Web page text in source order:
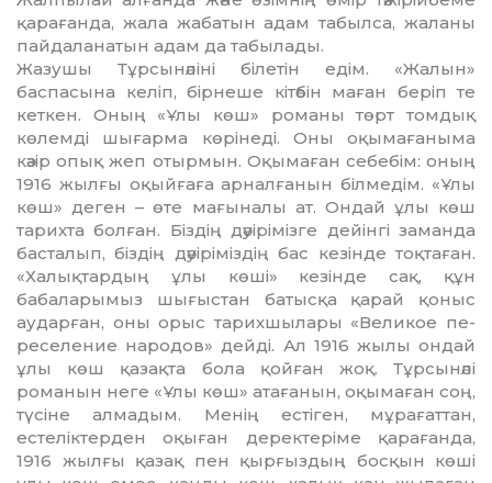
қарағанда, жа­ла жабатын адам табылса, жаланы
пайдаланатын адам да табылады.
Жазушы Тұрсынәліні білетін едім. «Жалын»
баспасына келіп, бірнеше кітәбін маған беріп те
кеткен. Оның «Ұлы көш» романы төрт томдық
көлемді шығарма көрінеді. Оны оқымағаныма
кәзір опық жеп отырмын. Оқымаған себебім: оның
1916 жылғы оқыйғаға арналғанын білмедім. «Ұлы
көш» деген – өте мағыналы ат. Ондай ұлы көш
тарихта болған. Біздің дәуірімізге дейінгі заманда
басталып, біздің дәуіріміздің бас кезінде тоқтаған.
«Халықтардың ұлы көші» кезінде сақ, құн
бабаларымыз шығыстан батысқа қарай қоныс
аударған, оны орыс тарихшылары «Великое пе­
реселение народов» дейді. Ал 1916 жылы ондай
ұлы көш қа­зақта бола қойған жоқ. Тұрсынәлі
романын неге «Ұлы көш» атағанын, оқымаған соң,
түсіне алмадым. Менің естіген, мұрағаттан,
естеліктерден оқыған деректеріме қа­рағанда,
1916 жылғы қазақ пен қырғыздың босқын көші